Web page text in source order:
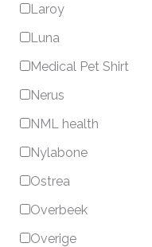
Laroy
Luna
Medical Pet Shirt
Nerus
NML health
Nylabone
Ostrea
Overbeek
Overige